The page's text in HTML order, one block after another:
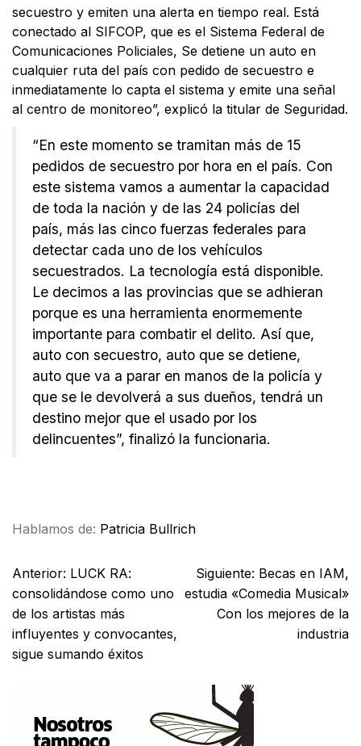
secuestro y emiten una alerta en tiempo real. Está
conectado al SIFCOP, que es el Sistema Federal de
Comunicaciones Policiales, Se detiene un auto en
cualquier ruta del país con pedido de secuestro e
inmediatamente lo capta el sistema y emite una señal
al centro de monitoreo”, explicó la titular de Seguridad.
“En este momento se tramitan más de 15
pedidos de secuestro por hora en el país. Con
este sistema vamos a aumentar la capacidad
de toda la nación y de las 24 policías del
país, más las cinco fuerzas federales para
detectar cada uno de los vehículos
secuestrados. La tecnología está disponible.
Le decimos a las provincias que se adhieran
porque es una herramienta enormemente
importante para combatir el delito. Así que,
auto con secuestro, auto que se detiene,
auto que va a parar en manos de la policía y
que se le devolverá a sus dueños, tendrá un
destino mejor que el usado por los
delincuentes”, finalizó la funcionaria.
Hablamos de: Patricia Bullrich
Anterior: LUCK RA:
consolidándose como uno
de los artistas más
influyentes y convocantes,
sigue sumando éxitos
Siguiente: Becas en IAM,
estudia «Comedia Musical»
Con los mejores de la
industria